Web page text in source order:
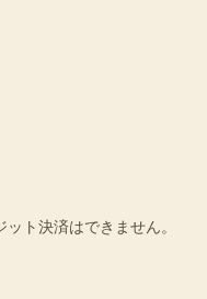
ト決済はできません。